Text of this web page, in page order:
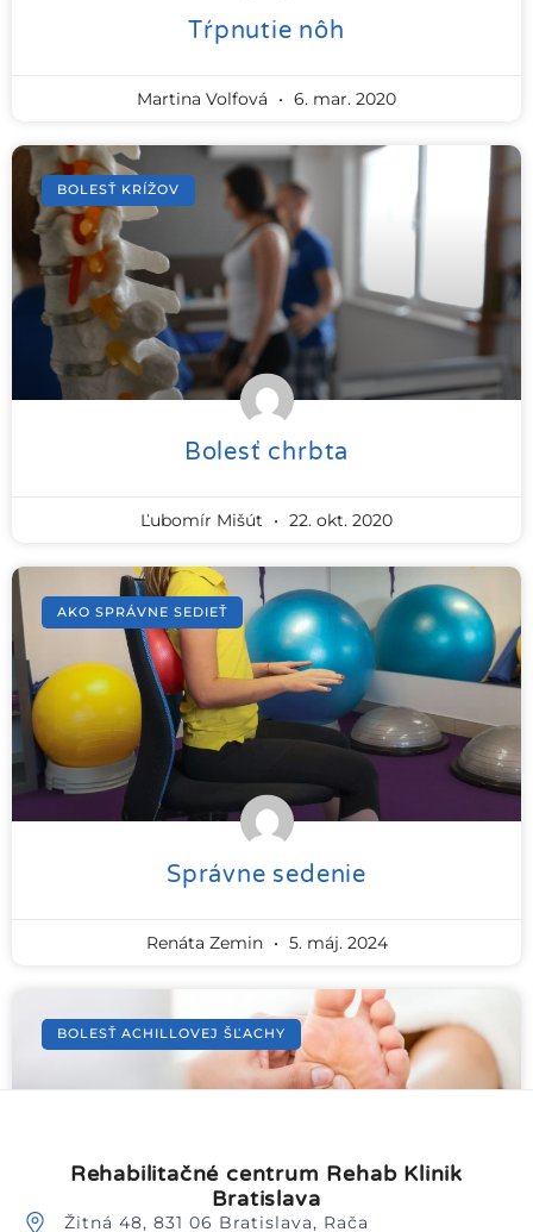
Tŕpnutie nôh
Martina Volfová 6. mar. 2020
BOLESŤ KRÍŽOV
Bolesť chrbta
Ľubomír Mišút 22. okt. 2020
AKO SPRÁVNE SEDIEŤ
Správne sedenie
Renáta Zemin 5. máj. 2024
BOLESŤ ACHILLOVEJ ŠĽACHY
Rehabilitačné centrum Rehab Klinik
Bratislava
Žitná 48, 831 06 Bratislava, Rača